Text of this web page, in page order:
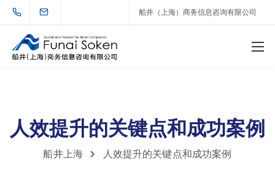
船井（上海）商务信息咨询有限公司
人效提升的关键点和成功案例
船井上海 人效提升的关键点和成功案例